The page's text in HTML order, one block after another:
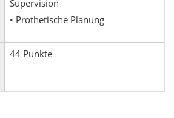
Supervision
• Prothetische Planung
44 Punkte